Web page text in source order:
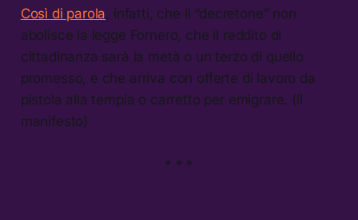
Così di parola, infatti, che il “decretone” non
abolisce la legge Fornero, che il reddito di
cittadinanza sarà la metà o un terzo di quello
promesso, e che arriva con offerte di lavoro da
pistola alla tempia o carretto per emigrare. (il
manifesto)
* * *